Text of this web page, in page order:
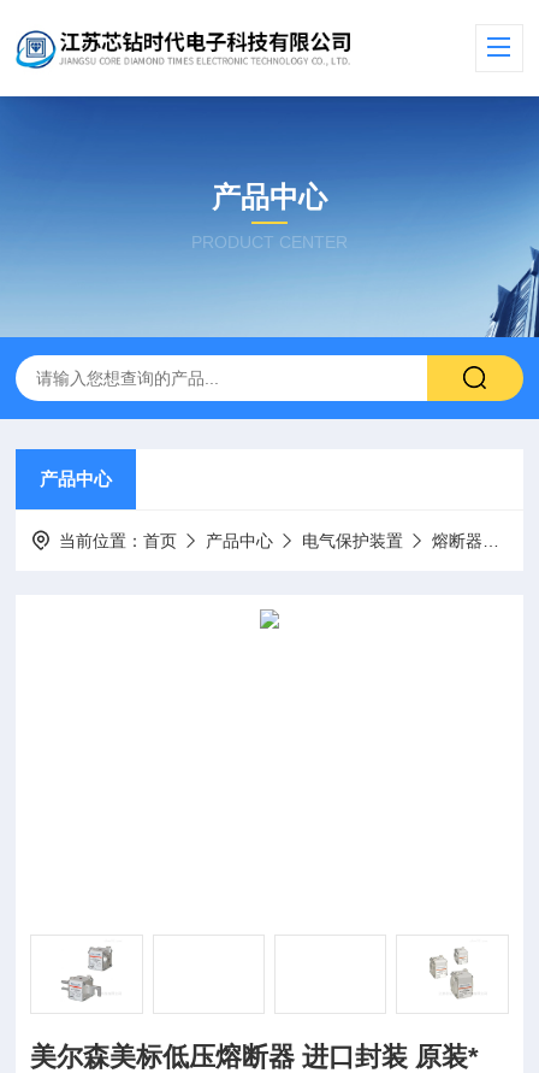
产品中心
PRODUCT CENTER
产品中心
当前位置：首页 产品中心 电气保护装置 熔断器
美尔森美标低压熔断器 进口封装 原装*